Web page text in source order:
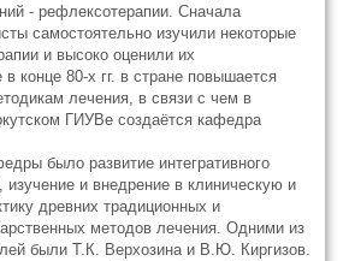
- рефлексотерапии. Сначала
самостоятельно изучили некоторые
и высоко оценили их
конце 80-х гг. в стране повышается
лечения, в связи с чем в
ГИУВе создаётся кафедра
было развитие интегративного
и внедрение в клиническую и
древних традиционных и
методов лечения. Одними из
были Т.К. Верхозина и В.Ю. Киргизов.